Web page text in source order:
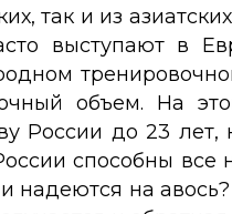
так и из
выступают в
объем. На
России до 23
способны все
надеются на